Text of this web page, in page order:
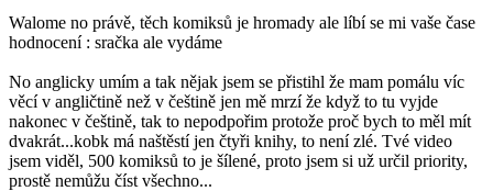
Walome no právě, těch komiksů je hromady ale líbí se mi vaše čase
hodnocení : sračka ale vydáme
No anglicky umím a tak nějak jsem se přistihl že mam pomálu víc
věcí v angličtině než v češtině jen mě mrzí že když to tu vyjde
nakonec v češtině, tak to nepodpořim protože proč bych to měl mít
dvakrát...kobk má naštěstí jen čtyři knihy, to není zlé. Tvé video
jsem viděl, 500 komiksů to je šílené, proto jsem si už určil priority,
prostě nemůžu číst všechno...